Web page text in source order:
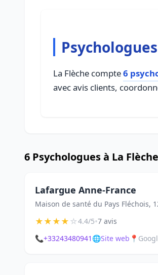
La Flèche compte6
avec avis clients,
6 Psychologues à La Flèche
Lafargue Anne-France
Maison de santé du Pays Fléchois,
★★★★☆4.4/5•7 avis
📞+33243480941 🌐Site web 📍